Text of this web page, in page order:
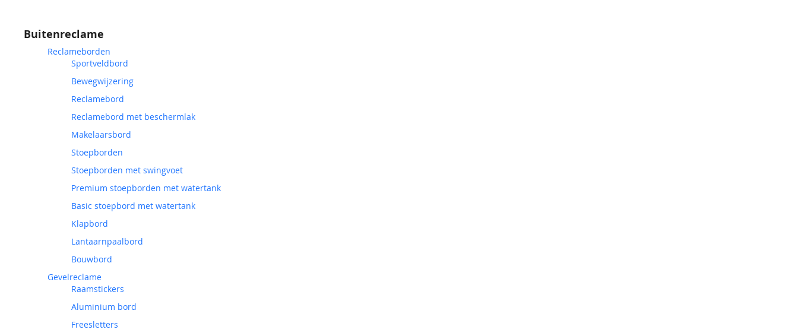
Buitenreclame
Reclameborden
Sportveldbord
Bewegwijzering
Reclamebord
Reclamebord met beschermlak
Makelaarsbord
Stoepborden
Stoepborden met swingvoet
Premium stoepborden met watertank
Basic stoepbord met watertank
Klapbord
Lantaarnpaalbord
Bouwbord
Gevelreclame
Raamstickers
Aluminium bord
Freesletters